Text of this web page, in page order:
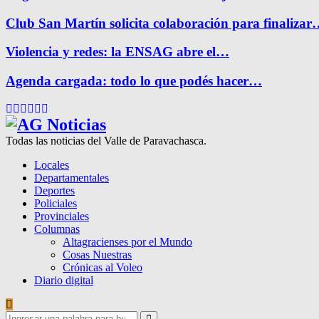
Club San Martín solicita colaboración para
Violencia y redes: la ENSAG abre el…
Agenda cargada: todo lo que podés hacer…
Facebook
Twitter
Instagram
Pinterest
Google
Todas las noticias del Valle de Paravachasca.
Locales
Departamentales
Deportes
Policiales
Provinciales
Columnas
Altagracienses por el Mundo
Cosas Nuestras
Crónicas al Voleo
Diario digital
Search